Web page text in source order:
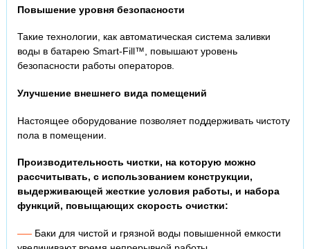
Повышение уровня безопасности
Такие технологии, как автоматическая система заливки
воды в батарею Smart-Fill™, повышают уровень
безопасности работы операторов.
Улучшение внешнего вида помещений
Настоящее оборудование позволяет поддерживать чистоту
пола в помещении.
Производительность чистки, на которую можно
рассчитывать, с использованием конструкции,
выдерживающей жесткие условия работы, и набора
функций, повыщающих скорость очистки:
Баки для чистой и грязной воды повышенной емкости